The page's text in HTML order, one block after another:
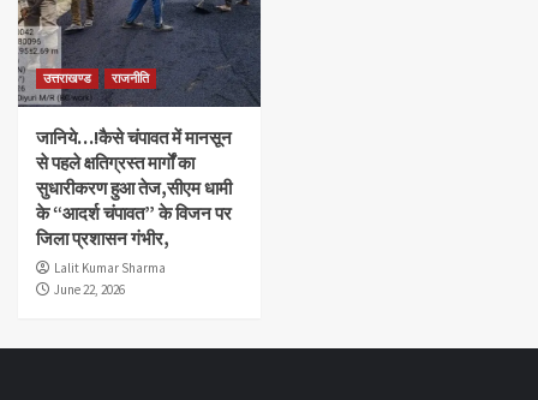
उत्तराखण्ड राजनीति
जानिये…!कैसे चंपावत में मानसून
से पहले क्षतिग्रस्त मार्गों का
सुधारीकरण हुआ तेज,सीएम धामी
के “आदर्श चंपावत” के विजन पर
जिला प्रशासन गंभीर,
Lalit Kumar Sharma
June 22, 2026